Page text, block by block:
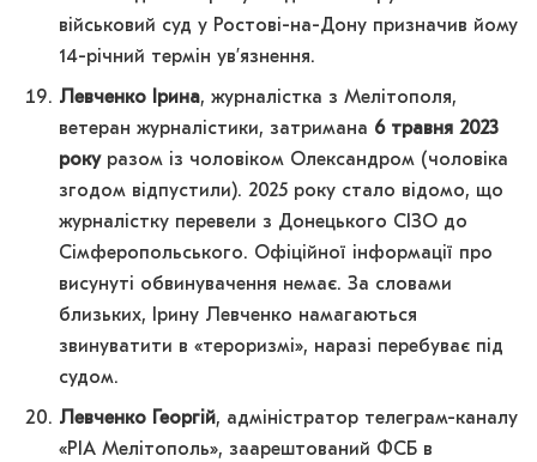
військовий суд у Ростові-на-Дону призначив йому
14-річний термін ув’язнення.
Левченко Ірина, журналістка з Мелітополя,
ветеран журналістики, затримана 6 травня 2023
рокуразом із чоловіком Олександром (чоловіка
згодом відпустили). 2025 року стало відомо, що
журналістку перевели з Донецького СІЗО до
Сімферопольського. Офіційної інформації про
висунуті обвинувачення немає. За словами
близьких, Ірину Левченко намагаються
звинуватити в «тероризмі», наразі перебуває під
судом.
Левченко Георгій, адміністратор телеграм-каналу
«РІА Мелітополь», заарештований ФСБ в